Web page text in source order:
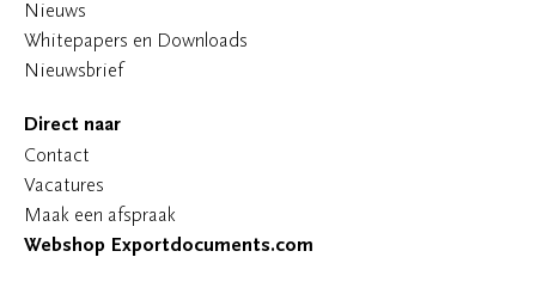
Nieuws
Whitepapers en Downloads
Nieuwsbrief
Direct naar
Contact
Vacatures
Maak een afspraak
Webshop Exportdocuments.com